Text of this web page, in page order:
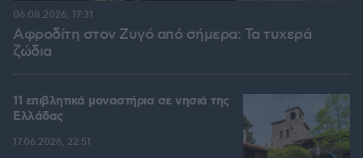
Αφροδίτη στον Ζυγό από σήμερα: Τα τυχερά
ζώδια
06.08.2026, 17:31
11 επιβλητικά μοναστήρια σε νησιά της
Ελλάδας
17.06.2026, 22:51